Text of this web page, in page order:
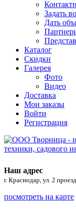
Задать
Дать
Каталог
Скидки
Галерея
Фото
Видео
Доставка
Мои заказы
Войти
Регистрация
Наш адрес
г. Краснодар, ул. 2
посмотреть на карте